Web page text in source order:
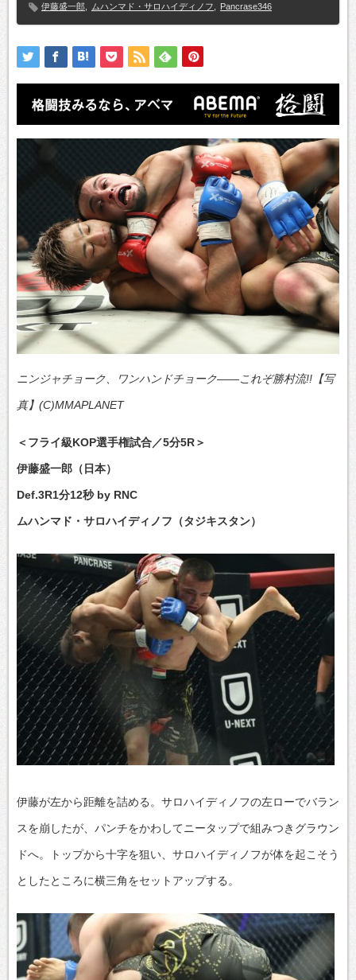
伊藤盛一郎
ムハンマド・サロハイディノフ Pancrase346
ニンジャチョーク、ワンハンドチョーク——これぞ勝村流!!【写
真】(C)MMAPLANET
＜フライ級KOP選手権試合／5分5R＞
伊藤盛一郎（日本）
Def.3R1分12秒 by RNC
ムハンマド・サロハイディノフ（タジキスタン）
伊藤が左から距離を詰める。サロハイディノフの左ローでバラン
スを崩したが、パンチをかわしてニータップで組みつきグラウン
ドへ。トップから十字を狙い、サロハイディノフが体を起こそう
としたところに横三角をセットアップする。